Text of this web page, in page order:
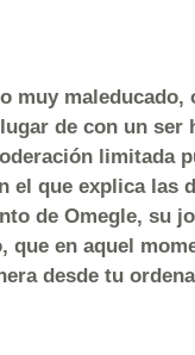
muy
de con un
limitada
el que explica las
de Omegle, su
que en aquel
desde tu